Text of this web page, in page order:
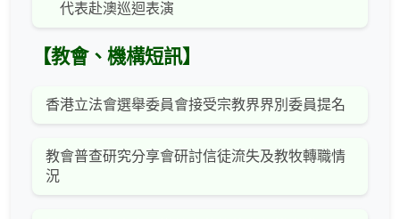
代表赴澳巡迴表演
【教會、機構短訊】
香港立法會選舉委員會接受宗教界界別委員提名
教會普查研究分享會研討信徒流失及教牧轉職情
況